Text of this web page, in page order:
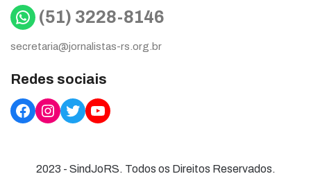
WhatsApp
(51) 3228-8146
secretaria@jornalistas-rs.org.br
Redes sociais
Facebook
Instagram
TwitterYouTube
2023 - SindJoRS. Todos os Direitos Reservados.